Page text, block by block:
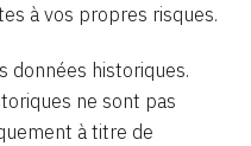
à vos propres risques.
données historiques.
ne sont pas
à titre de